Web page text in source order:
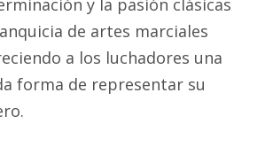
y la pasión clásicas
de artes marciales
a los luchadores una
forma de representar su